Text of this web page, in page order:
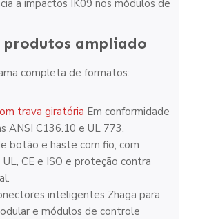
a impactos IK09 nos módulos de
ampliado
completa de formatos:
trava giratória Em conformidade
ANSI C136.10 e UL 773.
botão e haste com fio, com
CE e ISO e proteção contra
inteligentes Zhaga para
e módulos de controle